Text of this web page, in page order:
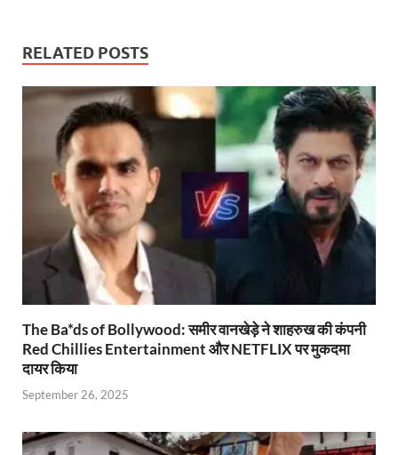
s
A
p
p
b
o
o
k
er
ie
n
dl
y
a
m
Li
n
k
RELATED POSTS
The Ba*ds of Bollywood: समीर वानखेड़े ने शाहरुख की कंपनी
Red Chillies Entertainment और NETFLIX पर मुकदमा
दायर किया
September 26, 2025